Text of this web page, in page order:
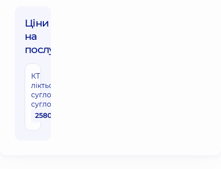
Ціни
на
послуги:
КТ
ліктьового
суглоба (1
суглоб)
2580 грн